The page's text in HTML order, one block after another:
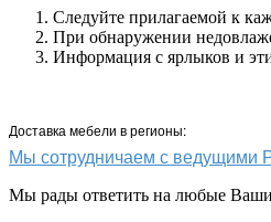
Следуйте прилагаемой к
При обнаружении
Информация с ярлыков и
Доставка мебели в регионы:
Мы сотрудничаем с
Мы рады ответить на любые